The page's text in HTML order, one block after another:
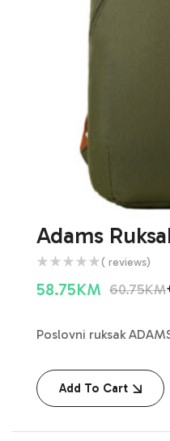
Adams
( reviews)
60.75KM
58.75KM
Poslovni ruksak
Add To Cart